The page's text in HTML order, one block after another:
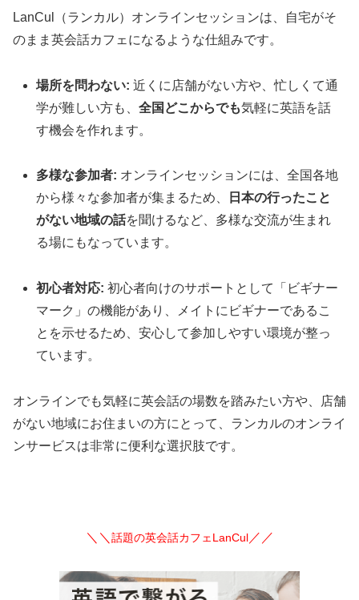
LanCul（ランカル）オンラインセッションは、自宅がそ
のまま英会話カフェになるような仕組みです。
場所を問わない: 近くに店舗がない方や、忙しくて通
学が難しい方も、全国どこからでも気軽に英語を話
す機会を作れます。
多様な参加者: オンラインセッションには、全国各地
から様々な参加者が集まるため、
日本の行ったこと
がない地域の話を聞けるなど、多様な交流が生まれ
る場にもなっています。
初心者対応: 初心者向けのサポートとして「ビギナー
マーク」の機能があり、メイトにビギナーであるこ
とを示せるため、安心して参加しやすい環境が整っ
ています。
オンラインでも気軽に英会話の場数を踏みたい方や、店舗
がない地域にお住まいの方にとって、ランカルのオンライ
ンサービスは非常に便利な選択肢です。
＼＼ 話題の英会話カフェLanCul／／